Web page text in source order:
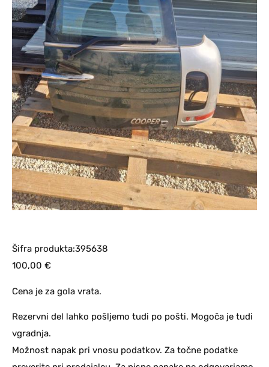
Šifra produkta:395638
100,00 €
Cena je za gola vrata.
Rezervni del lahko pošljemo tudi po pošti. Mogoča je tudi
vgradnja.
Možnost napak pri vnosu podatkov. Za točne podatke